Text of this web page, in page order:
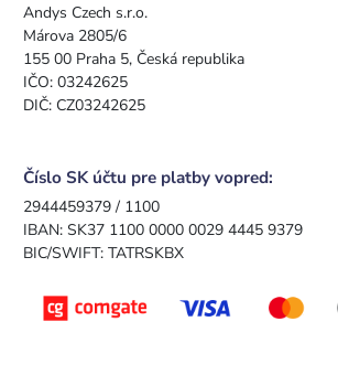
Andys Czech s.r.o.
Márova 2805/6
155 00 Praha 5, Česká republika
IČO: 03242625
DIČ: CZ03242625
Číslo SK účtu pre platby vopred:
2944459379 / 1100
IBAN: SK37 1100 0000 0029 4445 9379
BIC/SWIFT: TATRSKBX